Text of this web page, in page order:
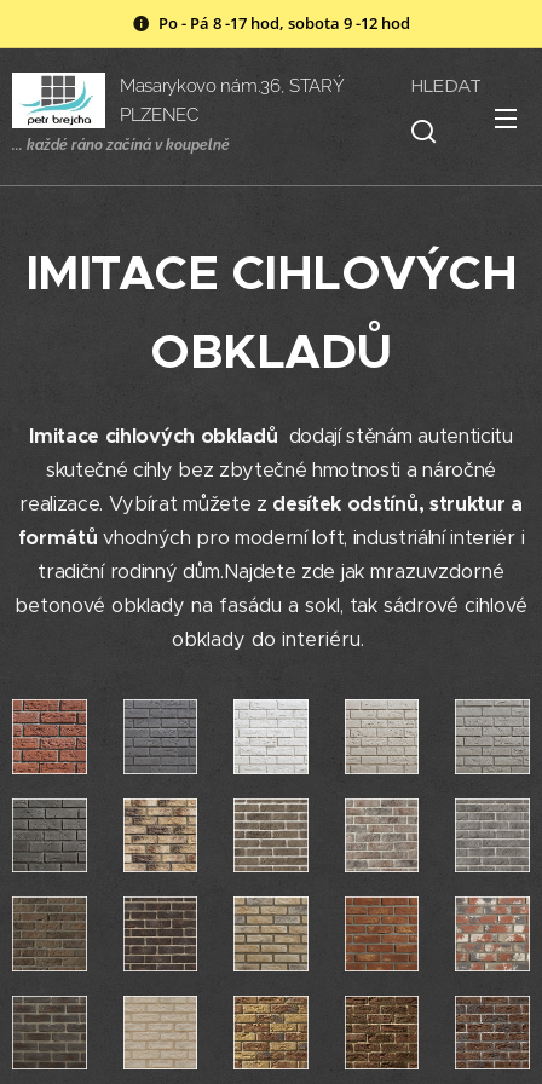
Po - Pá 8 -17 hod, sobota 9 -12 hod
Masarykovo nám.36, STARÝ
PLZENEC
... každé ráno začíná v koupelně
HLEDAT
IMITACE CIHLOVÝCH
OBKLADŮ
Imitace cihlových obkladů dodají stěnám autenticitu
skutečné cihly bez zbytečné hmotnosti a náročné
realizace. Vybírat můžete z desítek odstínů, struktur a
formátů vhodných pro moderní loft, industriální interiér i
tradiční rodinný dům.Najdete zde jak mrazuvzdorné
betonové obklady na fasádu a sokl, tak sádrové cihlové
obklady do interiéru.